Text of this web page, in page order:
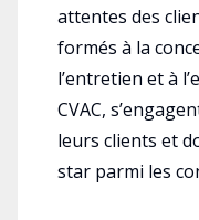
attentes des
formés à la
l’entretien et à
CVAC,
leurs clients et
star parmi les